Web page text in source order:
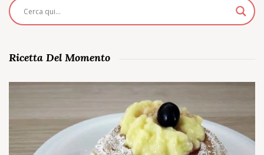
Ricetta Del Momento